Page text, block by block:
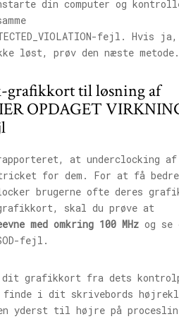
din computer og
fejl. Hvis
løst, prøv den næste metode.
grafikkort til løsning af
OPDAGET
at underclocking
for dem. For at få bedre
brugerne ofte deres
skal du prøve at
med omkring 100 MHz og se
fejl.
dit grafikkort fra dets
finde i dit skrivebords
yderst til højre på